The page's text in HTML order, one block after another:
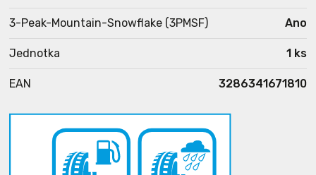
3-Peak-Mountain-Snowflake (3PMSF) Ano
Jednotka 1 ks
EAN 3286341671810